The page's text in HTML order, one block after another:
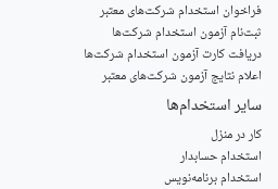
فراخوان استخدام شرکت‌های معتبر
ثبت‌نام آزمون استخدام شرکت‌ها
دریافت کارت آزمون استخدام شرکت‌ها
اعلام نتایج آزمون شرکت‌های معتبر
سایر استخدام‌ها
کار در منزل
استخدام حسابدار
استخدام برنامه‌نویس